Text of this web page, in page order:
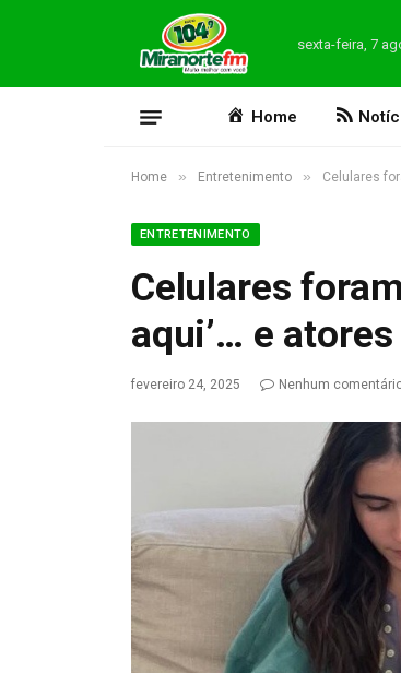
sexta-feira, 7
Home
Home » Entretenimento » Celulares
ENTRETENIMENTO
Celulares
aqui’… e
fevereiro 24, 2025 Nenhum